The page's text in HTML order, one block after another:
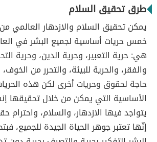
طرق تحقيق السلام
يمكن تحقيق السلام والازدهار العالمي
خمس حريات أساسية لجميع البشر في
هي: حرية التعبير، وحرية الدين، وحرية
والفقر، والحرية للبيئة، والتحرر من
حاجة لحقوق وحريات أخرى لكن هذه
الأساسية التي يمكن من خلال تحقيقها
يتواجد فيها الازدهار، والسلام، واحترام
إنّها تعتبر جوهر الحياة الجيدة للجميع،